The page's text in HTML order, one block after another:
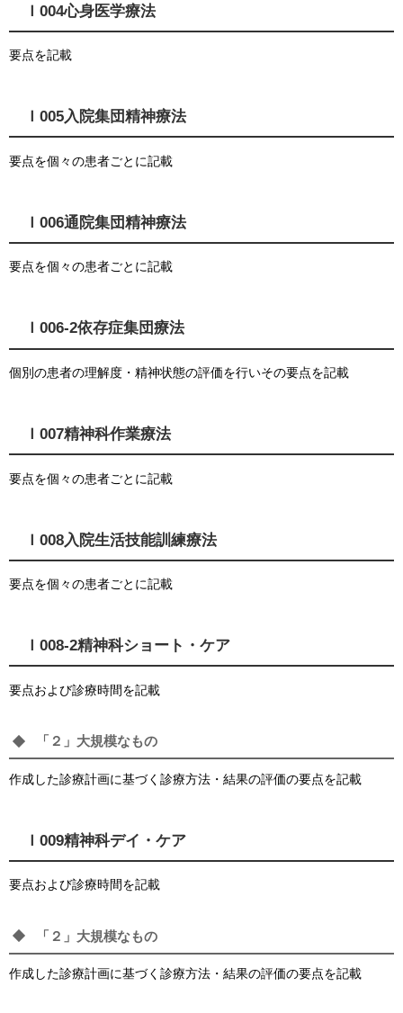
Ｉ004心身医学療法
要点を記載
Ｉ005入院集団精神療法
要点を個々の患者ごとに記載
Ｉ006通院集団精神療法
要点を個々の患者ごとに記載
Ｉ006-2依存症集団療法
個別の患者の理解度・精神状態の評価を行いその要点を記載
Ｉ007精神科作業療法
要点を個々の患者ごとに記載
Ｉ008入院生活技能訓練療法
要点を個々の患者ごとに記載
Ｉ008-2精神科ショート・ケア
要点および診療時間を記載
「２」大規模なもの
作成した診療計画に基づく診療方法・結果の評価の要点を記載
Ｉ009精神科デイ・ケア
要点および診療時間を記載
「２」大規模なもの
作成した診療計画に基づく診療方法・結果の評価の要点を記載